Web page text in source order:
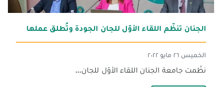
الجنان تنظّم اللقاء الأوّل للجان الجودة وتُطلق عملها
الخميس ٢٦ مايو ٢٠٢٢
نظّمت جامعة الجنان اللقاء الأوّل للجان...